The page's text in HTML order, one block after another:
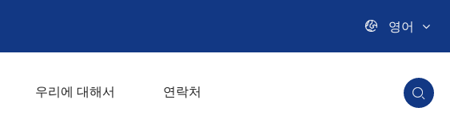
 영어
우리에 대해서 연락처 